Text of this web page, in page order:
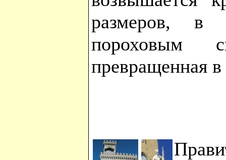
размеров, в
пороховым
превращенная